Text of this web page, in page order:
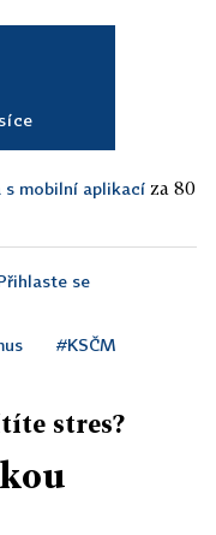
s mobilní aplikací za 80
se
#KSČM
stres?